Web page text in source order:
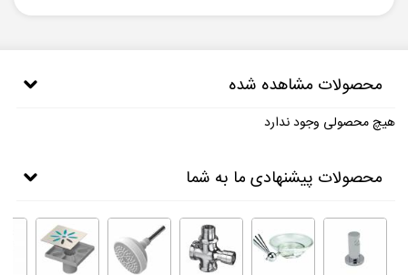
محصولات مشاهده شده
هیچ محصولی وجود ندارد
محصولات پیشنهادی ما به شما